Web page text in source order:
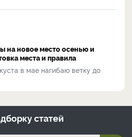
на новое место осенью и
места и правила
в мае нагибаю ветку до
статей